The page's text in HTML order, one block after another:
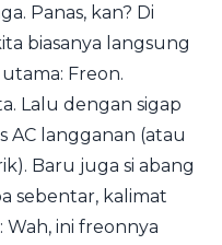
Panas, kan? Di
biasanya langsung
Freon.
Lalu dengan sigap
AC langganan (atau
Baru juga si abang
sebentar, kalimat
ini freonnya